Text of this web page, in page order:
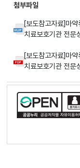
첨부파일
[보도참고자료]마
치료보호기관 전
[보도참고자료]마
치료보호기관 전